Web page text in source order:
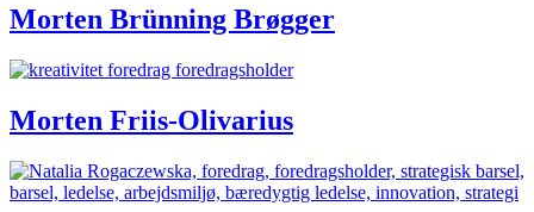
Morten Brünning Brøgger
Morten Friis-Olivarius